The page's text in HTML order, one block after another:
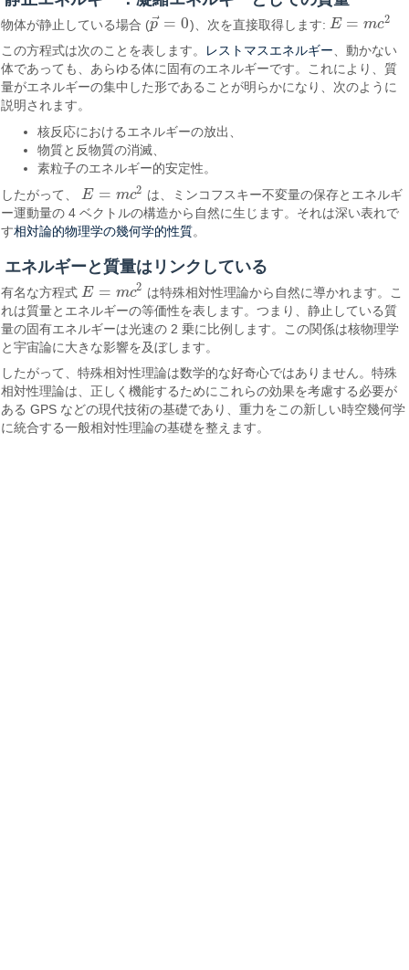
物体が静止している場合 (p⃗ = 0
p→= 0 )、次を直接取得します: E = mc2
E= mc 2
この方程式は次のことを表します。 レストマスエネルギー 、動かない
体であっても、あらゆる体に固有のエネルギーです。これにより、質
量がエネルギーの集中した形であることが明らかになり、次のように
説明されます。
核反応におけるエネルギーの放出、
物質と反物質の消滅、
素粒子のエネルギー的安定性。
したがって、 E = mc2
E= mc 2
は、ミンコフスキー不変量の保存とエネルギ
ー運動量の 4 ベクトルの構造から自然に生じます。それは深い表れで
す相対論的物理学の幾何学的性質。
エネルギーと質量はリンクしている
有名な方程式 E = mc2
E= mc 2
は特殊相対性理論から自然に導かれます。こ
れは質量とエネルギーの等価性を表します。つまり、静止している質
量の固有エネルギーは光速の 2 乗に比例します。この関係は核物理学
と宇宙論に大きな影響を及ぼします。
したがって、特殊相対性理論は数学的な好奇心ではありません。特殊
相対性理論は、正しく機能するためにこれらの効果を考慮する必要が
ある GPS などの現代技術の基礎であり、重力をこの新しい時空幾何学
に統合する一般相対性理論の基礎を整えます。